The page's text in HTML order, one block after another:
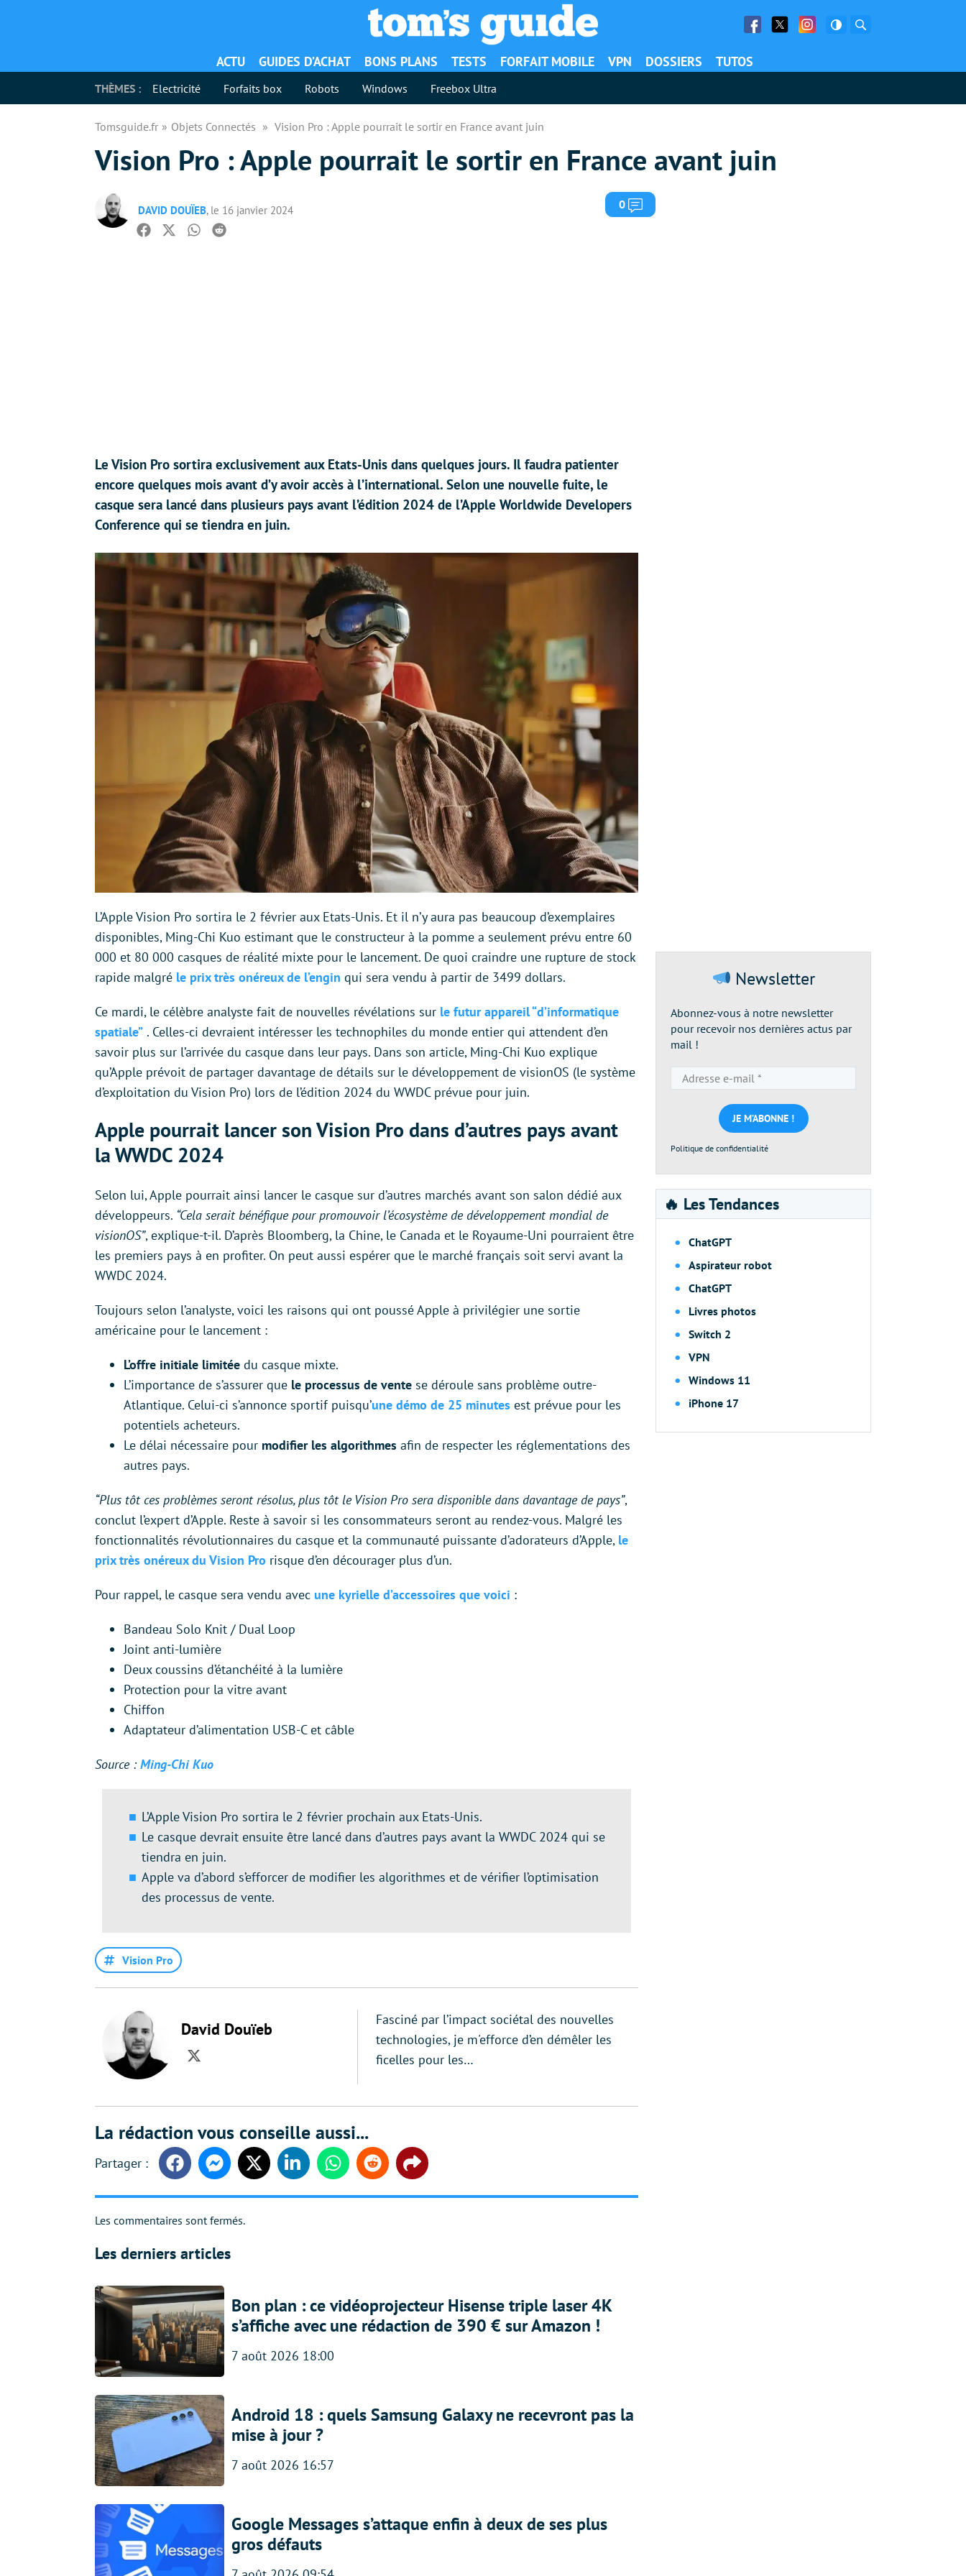
Facebook
Twitter Facebook
ACTU GUIDES D’ACHAT BONS PLANS TESTS FORFAIT MOBILE VPN DOSSIERS TUTOS
THÈMES : Electricité Forfaits box Robots Windows Freebox Ultra
Tomsguide.fr Objets Connectés Vision Pro : Apple pourrait le sortir en France avant juin
Vision Pro : Apple pourrait le sortir en France avant juin
DAVID DOUÏEB, le 16 janvier 2024 0 Commentaires
Facebook
TwitterWhatsapp
Reddit
Le Vision Pro sortira exclusivement aux Etats-Unis dans quelques jours. Il faudra patienter
encore quelques mois avant d’y avoir accès à l’international. Selon une nouvelle fuite, le
casque sera lancé dans plusieurs pays avant l’édition 2024 de l’Apple Worldwide Developers
Conference qui se tiendra en juin.
L’Apple Vision Pro sortira le 2 février aux Etats-Unis. Et il n’y aura pas beaucoup d’exemplaires
disponibles, Ming-Chi Kuo estimant que le constructeur à la pomme a seulement prévu entre 60
000 et 80 000 casques de réalité mixte pour le lancement. De quoi craindre une rupture de stock
rapide malgré le prix très onéreux de l’engin qui sera vendu à partir de 3499 dollars.
Ce mardi, le célèbre analyste fait de nouvelles révélations sur le futur appareil “d’informatique
spatiale” . Celles-ci devraient intéresser les technophiles du monde entier qui attendent d’en
savoir plus sur l’arrivée du casque dans leur pays. Dans son article, Ming-Chi Kuo explique
qu’Apple prévoit de partager davantage de détails sur le développement de visionOS (le système
d’exploitation du Vision Pro) lors de l’édition 2024 du WWDC prévue pour juin.
Apple pourrait lancer son Vision Pro dans d’autres pays avant
la WWDC 2024
Selon lui, Apple pourrait ainsi lancer le casque sur d’autres marchés avant son salon dédié aux
développeurs. “Cela serait bénéfique pour promouvoir l’écosystème de développement mondial de
visionOS”, explique-t-il. D’après Bloomberg, la Chine, le Canada et le Royaume-Uni pourraient être
les premiers pays à en profiter. On peut aussi espérer que le marché français soit servi avant la
WWDC 2024.
Toujours selon l’analyste, voici les raisons qui ont poussé Apple à privilégier une sortie
américaine pour le lancement :
L’offre initiale limitée du casque mixte.
L’importance de s’assurer que le processus de vente se déroule sans problème outre-
Atlantique. Celui-ci s’annonce sportif puisqu’une démo de 25 minutes est prévue pour les
potentiels acheteurs.
Le délai nécessaire pour modifier les algorithmes afin de respecter les réglementations des
autres pays.
“Plus tôt ces problèmes seront résolus, plus tôt le Vision Pro sera disponible dans davantage de pays”,
conclut l’expert d’Apple. Reste à savoir si les consommateurs seront au rendez-vous. Malgré les
fonctionnalités révolutionnaires du casque et la communauté puissante d’adorateurs d’Apple, le
prix très onéreux du Vision Pro risque d’en décourager plus d’un.
Pour rappel, le casque sera vendu avec une kyrielle d’accessoires que voici :
Bandeau Solo Knit / Dual Loop
Joint anti-lumière
Deux coussins d’étanchéité à la lumière
Protection pour la vitre avant
Chiffon
Adaptateur d’alimentation USB-C et câble
Source : Ming-Chi Kuo
L’Apple Vision Pro sortira le 2 février prochain aux Etats-Unis.
Le casque devrait ensuite être lancé dans d’autres pays avant la WWDC 2024 qui se
tiendra en juin.
Apple va d’abord s’efforcer de modifier les algorithmes et de vérifier l’optimisation
des processus de vente.
Vision Pro
David Douïeb
Twitter
Fasciné par l’impact sociétal des nouvelles
technologies, je m'efforce d’en démêler les
ficelles pour les…
La rédaction vous conseille aussi...
FacebookMessengerTwitter LinkedinWhatsappReddit Share
Les commentaires sont fermés.
Les derniers articles
Bon plan : ce vidéoprojecteur Hisense triple laser 4K
s’affiche avec une rédaction de 390 € sur Amazon !
7 août 2026 18:00
Android 18 : quels Samsung Galaxy ne recevront pas la
mise à jour ?
7 août 2026 16:57
Google Messages s’attaque enfin à deux de ses plus
gros défauts
Newsletter
Abonnez-vous à notre newsletter
pour recevoir nos dernières actus par
mail !
e-
mail
*
Politique de confidentialité
🔥 Les Tendances
ChatGPT
Aspirateur robot
ChatGPT
Livres photos
Switch 2
VPN
Windows 11
iPhone 17